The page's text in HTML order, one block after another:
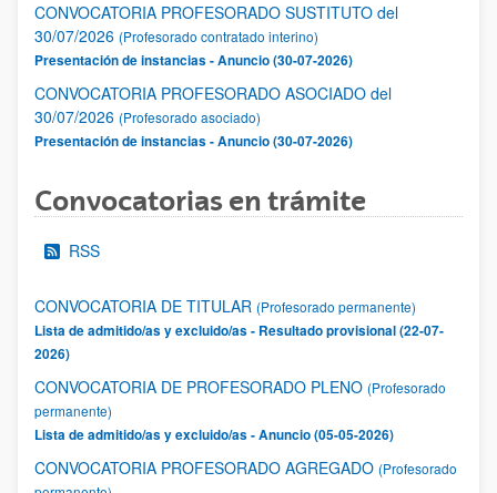
CONVOCATORIA PROFESORADO SUSTITUTO del
30/07/2026 (Profesorado contratado interino)
Presentación de instancias - Anuncio (30-07-2026)
CONVOCATORIA PROFESORADO ASOCIADO del
30/07/2026 (Profesorado asociado)
Presentación de instancias - Anuncio (30-07-2026)
Convocatorias en trámite
RSS
CONVOCATORIA DE TITULAR (Profesorado permanente)
Lista de admitido/as y excluido/as - Resultado provisional (22-07-
2026)
CONVOCATORIA DE PROFESORADO PLENO (Profesorado
permanente)
Lista de admitido/as y excluido/as - Anuncio (05-05-2026)
CONVOCATORIA PROFESORADO AGREGADO (Profesorado